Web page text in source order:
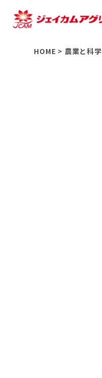
HOME > 農業と科学